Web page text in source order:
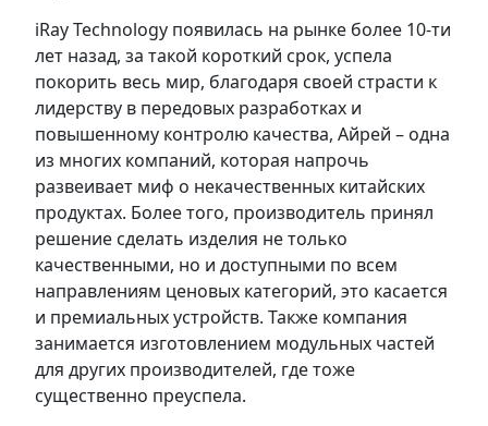
iRay Technology появилась на рынке более 10-ти
лет назад, за такой короткий срок, успела
покорить весь мир, благодаря своей страсти к
лидерству в передовых разработках и
повышенному контролю качества, Айрей – одна
из многих компаний, которая напрочь
развеивает миф о некачественных китайских
продуктах. Более того, производитель принял
решение сделать изделия не только
качественными, но и доступными по всем
направлениям ценовых категорий, это касается
и премиальных устройств. Также компания
занимается изготовлением модульных частей
для других производителей, где тоже
существенно преуспела.